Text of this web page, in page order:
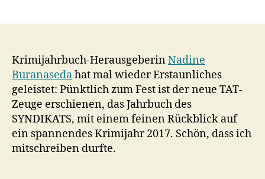
Krimijahrbuch-HerausgeberinNadine
Buranasedahat mal wieder Erstaunliches
geleistet: Pünktlich zum Fest ist der neue TAT-
Zeuge erschienen, das Jahrbuch des
SYNDIKATS, mit einem feinen Rückblick auf
ein spannendes Krimijahr 2017. Schön, dass ich
mitschreiben durfte.